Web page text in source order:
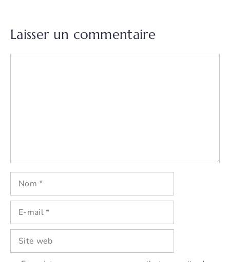
Laisser un commentaire
Nom
mail
Site
web